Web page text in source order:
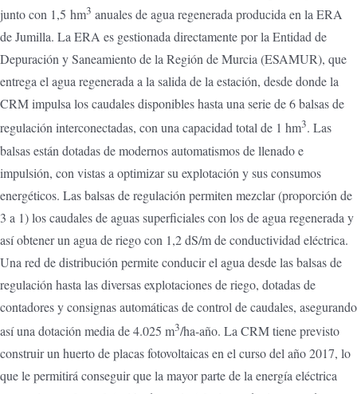
junto con 1,5 hm3 anuales de agua regenerada producida en la ERA
de Jumilla. La ERA es gestionada directamente por la Entidad de
Depuración y Saneamiento de la Región de Murcia (ESAMUR), que
entrega el agua regenerada a la salida de la estación, desde donde la
CRM impulsa los caudales disponibles hasta una serie de 6 balsas de
regulación interconectadas, con una capacidad total de 1 hm3. Las
balsas están dotadas de modernos automatismos de llenado e
impulsión, con vistas a optimizar su explotación y sus consumos
energéticos. Las balsas de regulación permiten mezclar (proporción de
3 a 1) los caudales de aguas superficiales con los de agua regenerada y
así obtener un agua de riego con 1,2 dS/m de conductividad eléctrica.
Una red de distribución permite conducir el agua desde las balsas de
regulación hasta las diversas explotaciones de riego, dotadas de
contadores y consignas automáticas de control de caudales, asegurando
así una dotación media de 4.025 m3/ha-año. La CRM tiene previsto
construir un huerto de placas fotovoltaicas en el curso del año 2017, lo
que le permitirá conseguir que la mayor parte de la energía eléctrica